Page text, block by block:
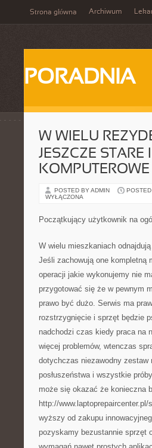
Strona główna Archiwum
PORADNIA
W WIELU
JESZCZE
KOMPUTEROWE
POSTED BY ADMIN
WYŁĄCZONA
Początkujący użytkownik na
W wielu mieszkaniach
Jeśli zachowują one kompletną
operacji jakie wykonujemy nie
przygotować się że w pewnym
prawo być dużo. Serwis ma
rozstrzygnięcie i sprzęt będzie
nadchodzi czas kiedy praca na
więcej problemów, wtenczas
dotychczas niezawodny zestaw
posłuszeństwa i wszystkie
może się okazać że konieczna
http://
wyższy od zakupu
pozyskamy bezustannie sprzęt